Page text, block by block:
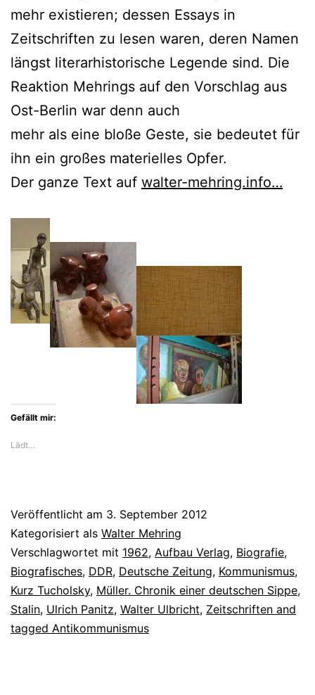
mehr existieren; dessen Essays in
Zeitschriften zu lesen waren, deren Namen
längst literarhistorische Legende sind. Die
Reaktion Mehrings auf den Vorschlag aus
Ost-Berlin war denn auch
mehr als eine bloße Geste, sie bedeutet für
ihn ein großes materielles Opfer.
Der ganze Text auf walter-mehring.info…
Gefällt mir:
Lädt…
Veröffentlicht am 3. September 2012
Kategorisiert als Walter Mehring
Verschlagwortet mit 1962, Aufbau Verlag, Biografie,
Biografisches, DDR, Deutsche Zeitung, Kommunismus,
Kurz Tucholsky, Müller. Chronik einer deutschen Sippe,
Stalin, Ulrich Panitz, Walter Ulbricht, Zeitschriften and
tagged Antikommunismus